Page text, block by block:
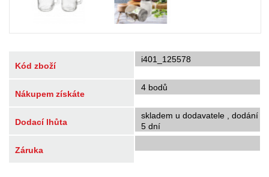
Kód zboží
i401_125578
Nákupem získáte
4 bodů
Dodací lhůta
skladem u dodavatele , dodání
5 dní
Záruka